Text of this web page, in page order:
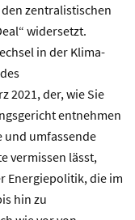
zentralistischen
widersetzt.
in der Klima-
2021, der, wie Sie
entnehmen
und umfassende
vermissen lässt,
Energiepolitik, die im
hin zu